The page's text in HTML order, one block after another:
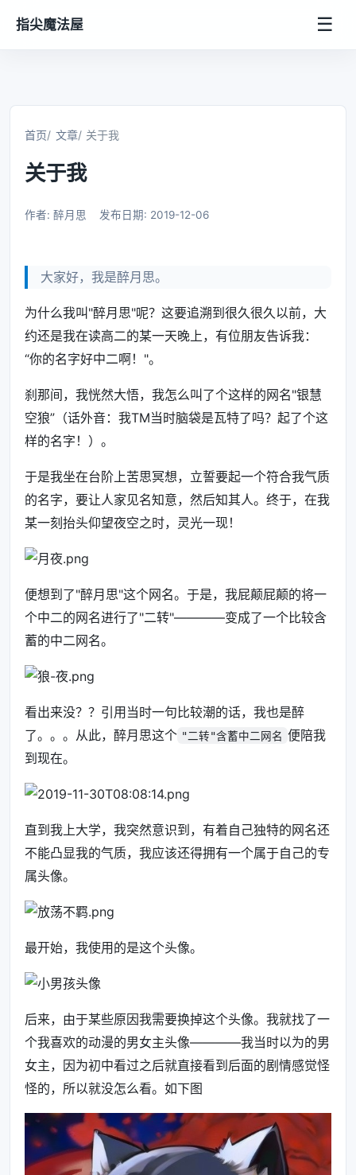
指尖魔法屋 ☰
首页 文章 关于我
关于我
作者: 醉月思 发布日期: 2019-12-06
大家好，我是醉月思。
为什么我叫"醉月思"呢？这要追溯到很久很久以前，大
约还是我在读高二的某一天晚上，有位朋友告诉我：
“你的名字好中二啊！"。
刹那间，我恍然大悟，我怎么叫了个这样的网名"银慧
空狼”（话外音：我TM当时脑袋是瓦特了吗？起了个这
样的名字！）。
于是我坐在台阶上苦思冥想，立誓要起一个符合我气质
的名字，要让人家见名知意，然后知其人。终于，在我
某一刻抬头仰望夜空之时，灵光一现！
便想到了"醉月思"这个网名。于是，我屁颠屁颠的将一
个中二的网名进行了"二转"————变成了一个比较含
蓄的中二网名。
看出来没？？引用当时一句比较潮的话，我也是醉
了。。。从此，醉月思这个 "二转"含蓄中二网名 便陪我
到现在。
直到我上大学，我突然意识到，有着自己独特的网名还
不能凸显我的气质，我应该还得拥有一个属于自己的专
属头像。
最开始，我使用的是这个头像。
后来，由于某些原因我需要换掉这个头像。我就找了一
个我喜欢的动漫的男女主头像————我当时以为的男
女主，因为初中看过之后就直接看到后面的剧情感觉怪
怪的，所以就没怎么看。如下图